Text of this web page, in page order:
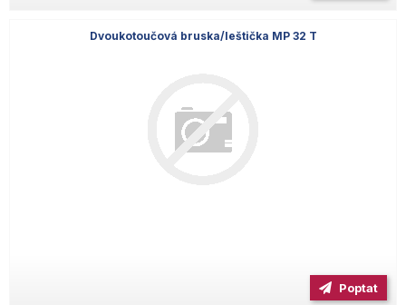
Dvoukotoučová bruska/leštička MP 32 T
Poptat